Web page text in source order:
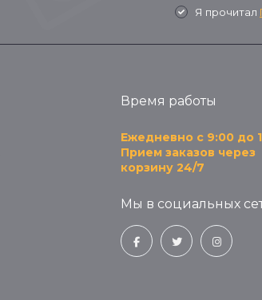
Я прочитал
Время работы
Ежедневно с 9:00 до
Прием заказов через
корзину 24/7
Мы в социальных